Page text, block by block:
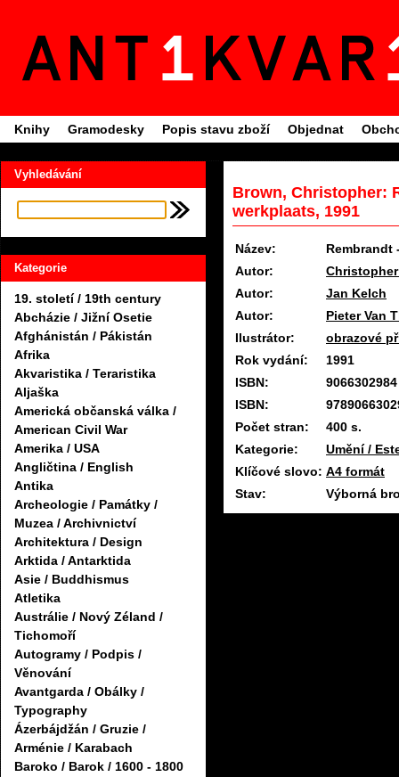
Knihy Gramodesky Popis stavu zboží Objednat
Vyhledávání
Kategorie
19. století / 19th century
Abcházie / Jižní Osetie
Afghánistán / Pákistán
Afrika
Akvaristika / Teraristika
Aljaška
Americká občanská válka /
American Civil War
Amerika / USA
Angličtina / English
Antika
Archeologie / Památky /
Muzea / Archivnictví
Architektura / Design
Arktida / Antarktida
Asie / Buddhismus
Atletika
Austrálie / Nový Zéland /
Tichomoří
Autogramy / Podpis /
Věnování
Avantgarda / Obálky /
Typography
Ázerbájdžán / Gruzie /
Arménie / Karabach
Baroko / Barok / 1600 - 1800
Brown, Christopher:
werkplaats, 1991
Název:
Rembrandt
Autor:
Autor:
Jan Kelch
Autor:
Pieter Van
Ilustrátor:
obrazové
Rok vydání:
1991
ISBN:
9066302984
ISBN:
Počet stran:
400 s.
Kategorie:
Umění /
Klíčové slovo: A4 formát
Stav:
Výborná